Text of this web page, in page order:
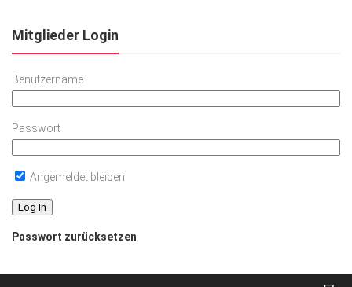
Mitglieder Login
Benutzername
Passwort
Angemeldet bleiben
Passwort zurücksetzen